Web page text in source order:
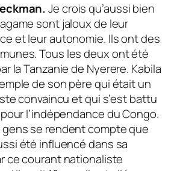
Je crois qu’aussi bien
sont jaloux de leur
et leur autonomie. Ils ont des
Tous les deux ont été
la Tanzanie de Nyerere. Kabila
de son père qui était un
convaincu et qui s’est battu
l’indépendance du Congo.
gens se rendent compte que
été influencé dans sa
ce courant nationaliste